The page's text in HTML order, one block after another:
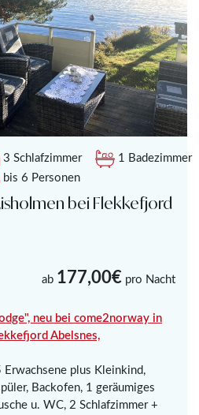
3 Schlafzimmer
1 Badezimmer
bis 6 Personen
bei Flekkefjord
ab 177,00€ pro Nacht
neu bei come2norway in
Abelsnes,
Erwachsene plus Kleinkind,
Backofen, 1 geräumiges
u. WC, 2 Schlafzimmer +